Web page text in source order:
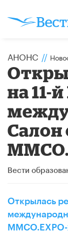
АНОНС //
на 11-
Салон
Вести
Открылась